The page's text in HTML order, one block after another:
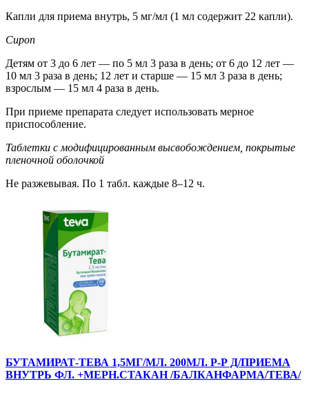
Капли для приема внутрь, 5 мг/мл (1 мл содержит 22 капли).
Сироп
Детям от 3 до 6 лет — по 5 мл 3 раза в день; от 6 до 12 лет —
10 мл 3 раза в день; 12 лет и старше — 15 мл 3 раза в день;
взрослым — 15 мл 4 раза в день.
При приеме препарата следует использовать мерное
приспособление.
Таблетки с модифицированным высвобождением, покрытые
пленочной оболочкой
Не разжевывая. По 1 табл. каждые 8–12 ч.
БУТАМИРАТ-ТЕВА 1,5МГ/МЛ. 200МЛ. Р-Р Д/ПРИЕМА
ВНУТРЬ ФЛ. +МЕРН.СТАКАН /БАЛКАНФАРМА/ТЕВА/